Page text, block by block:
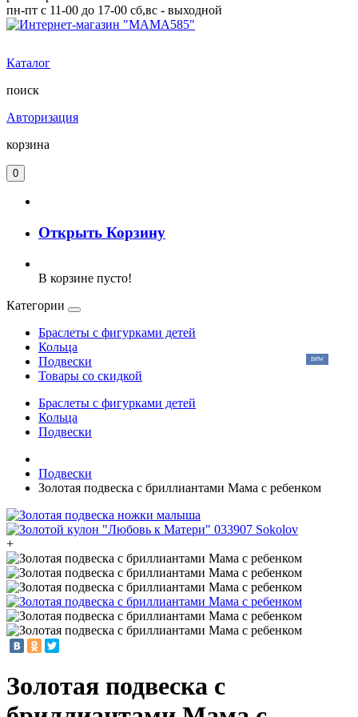
пн-пт с 11-00 до 17-00 сб,вс - выходной
Каталог
поиск
Авторизация
корзина
0
Открыть Корзину
В корзине пусто!
Категории
Браслеты с фигурками детей
Кольца
Подвески
Товары со скидкой
Браслеты с фигурками детей
Кольца
Подвески
Подвески
Золотая подвеска с бриллиантами Мама с ребенком
+
Золотая подвеска с